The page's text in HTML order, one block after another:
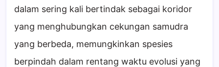
dalam sering kali bertindak sebagai koridor
yang menghubungkan cekungan samudra
yang berbeda, memungkinkan spesies
berpindah dalam rentang waktu evolusi yang